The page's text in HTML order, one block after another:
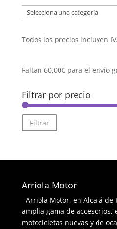
Selecciona
una
Todos los precios incluyen
Faltan 60,00€para el envío
Filtrar por precio
Filtrar
Arriola Motor
Arriola Motor, en Alcalá de
amplia gama de accesorios,
motocicletas nuevas y de